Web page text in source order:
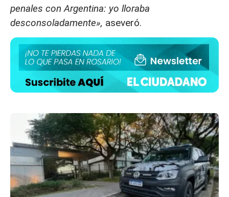
penales con Argentina: yo lloraba
desconsoladamente», aseveró.